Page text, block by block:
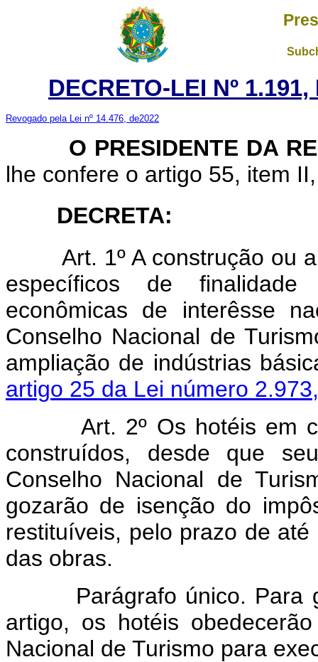
DECRETO-LEI Nº
Revogado pela Lei nº 14.476, de2022
O PRESIDENTE DA
lhe confere o artigo 55, item
DECRETA:
Art. 1º A construção ou
específicos de finalidade
econômicas de interêsse
Conselho Nacional de
ampliação de indústrias
artigo 25 da Lei número
Art. 2º Os hotéis em
construídos, desde que
Conselho Nacional de
gozarão de isenção do
restituíveis, pelo prazo de
das obras.
Parágrafo único. Para
artigo, os hotéis
Nacional de Turismo para